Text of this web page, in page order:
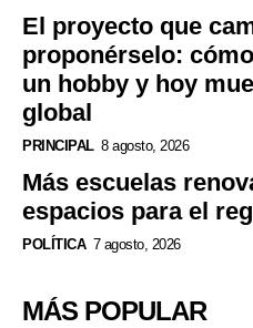
El proyecto que
proponérselo:
un hobby y hoy
global
PRINCIPAL 8 agosto, 2026
Más escuelas
espacios para el
POLÍTICA 7 agosto, 2026
MÁS POPULAR